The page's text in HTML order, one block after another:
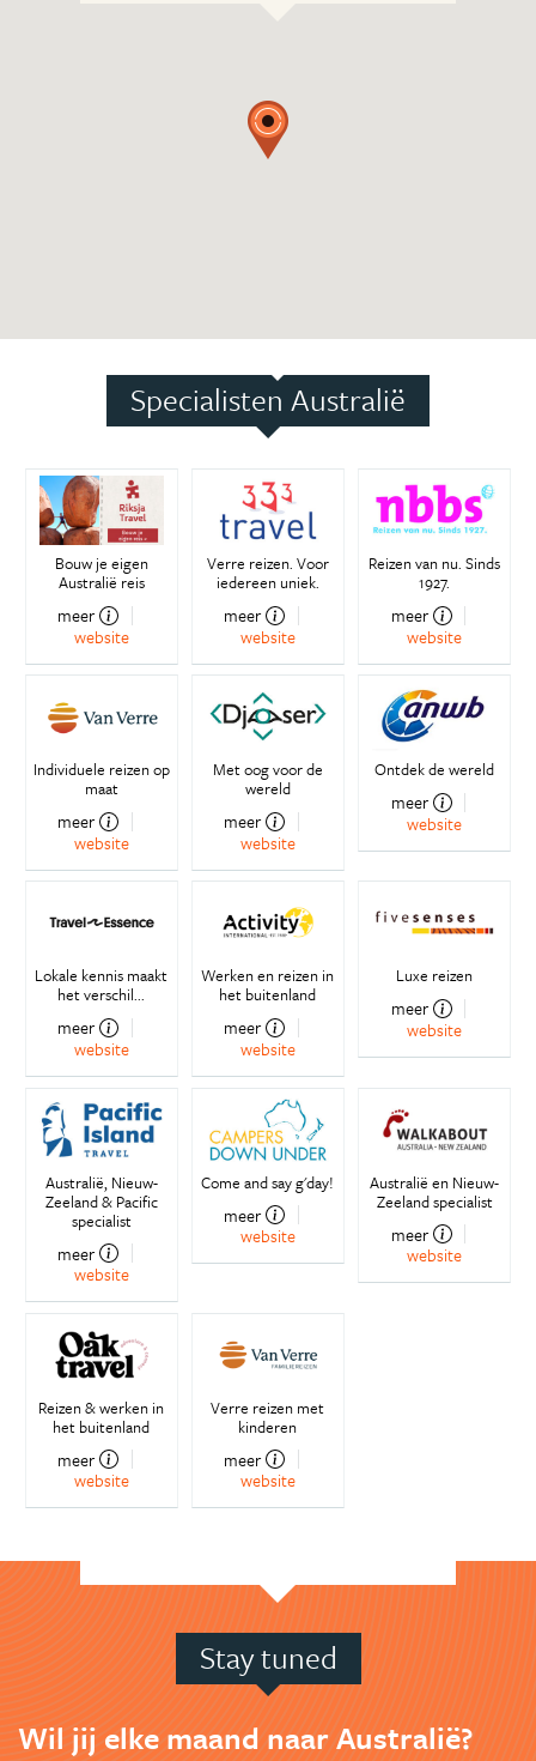
Specialisten Australië
Bouw je eigen
Australië reis
meer
website
Verre reizen. Voor
iedereen uniek.
meer
website
Reizen van nu. Sinds
1927.
meer
website
Individuele reizen op
maat
meer
website
Met oog voor de
wereld
meer
website
Ontdek de wereld
meer
website
Lokale kennis maakt
het verschil...
meer
website
Werken en reizen in
het buitenland
meer
website
Luxe reizen
meer
website
Australië, Nieuw-
Zeeland & Pacific
specialist
meer
website
Come and say g'day!
meer
website
Australië en Nieuw-
Zeeland specialist
meer
website
Reizen & werken in
het buitenland
meer
website
Verre reizen met
kinderen
meer
website
Stay tuned
Wil jij elke maand naar Australië?